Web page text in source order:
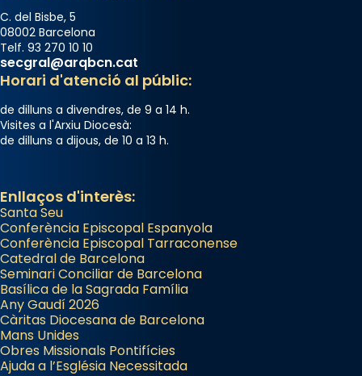
C. del Bisbe, 5
08002 Barcelona
Telf. 93 270 10 10
secgral@arqbcn.cat
Horari d'atenció al públic:
de dilluns a divendres, de 9 a 14 h.
Visites a l'Arxiu Diocesà:
de dilluns a dijous, de 10 a 13 h.
Enllaços d'interès:
Santa Seu
Conferència Episcopal Espanyola
Conferència Episcopal Tarraconense
Catedral de Barcelona
Seminari Conciliar de Barcelona
Basílica de la Sagrada Família
Any Gaudí 2026
Càritas Diocesana de Barcelona
Mans Unides
Obres Missionals Pontifícies
Ajuda a l’Església Necessitada